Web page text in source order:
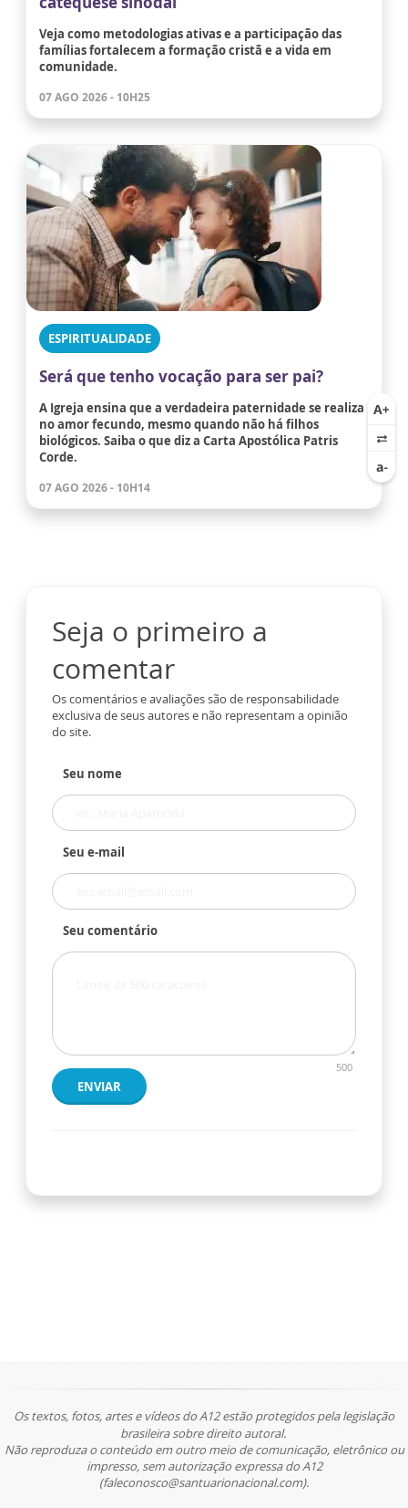
Veja como metodologias ativas e a participação das
famílias fortalecem a formação cristã e a vida em
comunidade.
07 AGO 2026 - 10H25
ESPIRITUALIDADE
Será que tenho vocação para ser pai?
A Igreja ensina que a verdadeira paternidade se realiza
no amor fecundo, mesmo quando não há filhos
biológicos. Saiba o que diz a Carta Apostólica Patris
Corde.
07 AGO 2026 - 10H14
Seja o primeiro a
comentar
Os comentários e avaliações são de responsabilidade
exclusiva de seus autores e não representam a opinião
do site.
Seu nome
Seu e-mail
Seu comentário
500
ENVIAR
Os textos, fotos, artes e vídeos do A12 estão protegidos pela legislação
brasileira sobre direito autoral.
Não reproduza o conteúdo em outro meio de comunicação, eletrônico ou
impresso, sem autorização expressa do A12
(faleconosco@santuarionacional.com).